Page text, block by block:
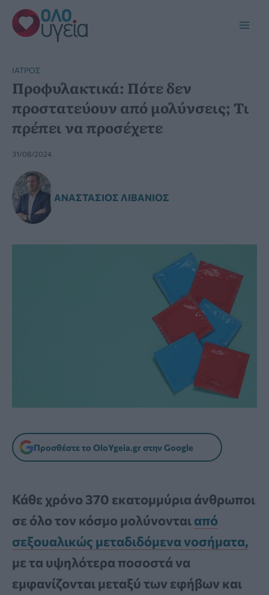
Μετάβαση
στο
περιεχόμενο
ΙΑΤΡΌΣ
Προφυλακτικά: Πότε δεν
προστατεύουν από μολύνσεις; Τι
πρέπει να προσέχετε
31/08/2024
ΑΝΑΣΤΆΣΙΟΣ ΛΙΒΆΝΙΟΣ
Προσθέστε το OloYgeia.gr στην Google
Κάθε χρόνο 370 εκατομμύρια άνθρωποι
σε όλο τον κόσμο μολύνονταιαπό
σεξουαλικώς μεταδιδόμενα νοσήματα,
με τα υψηλότερα ποσοστά να
εμφανίζονται μεταξύ των εφήβων και